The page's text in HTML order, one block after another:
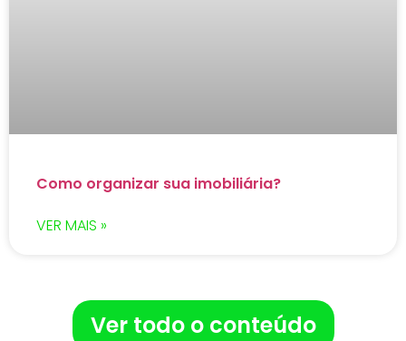
Como organizar sua imobiliária?
VER MAIS »
Ver todo o conteúdo